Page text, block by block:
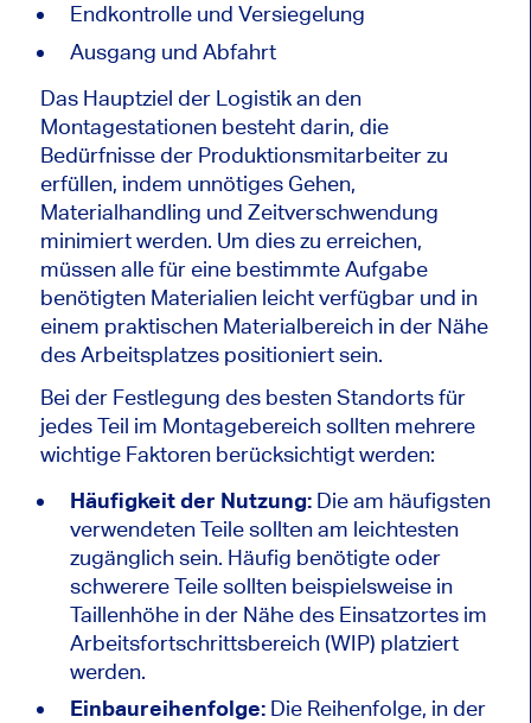
Endkontrolle und Versiegelung
Ausgang und Abfahrt
Das Hauptziel der Logistik an den
Montagestationen besteht darin, die
Bedürfnisse der Produktionsmitarbeiter zu
erfüllen, indem unnötiges Gehen,
Materialhandling und Zeitverschwendung
minimiert werden. Um dies zu erreichen,
müssen alle für eine bestimmte Aufgabe
benötigten Materialien leicht verfügbar und in
einem praktischen Materialbereich in der Nähe
des Arbeitsplatzes positioniert sein.
Bei der Festlegung des besten Standorts für
jedes Teil im Montagebereich sollten mehrere
wichtige Faktoren berücksichtigt werden:
Häufigkeit der Nutzung:Die am häufigsten
verwendeten Teile sollten am leichtesten
zugänglich sein. Häufig benötigte oder
schwerere Teile sollten beispielsweise in
Taillenhöhe in der Nähe des Einsatzortes im
Arbeitsfortschrittsbereich (WIP) platziert
werden.
Einbaureihenfolge:Die Reihenfolge, in der